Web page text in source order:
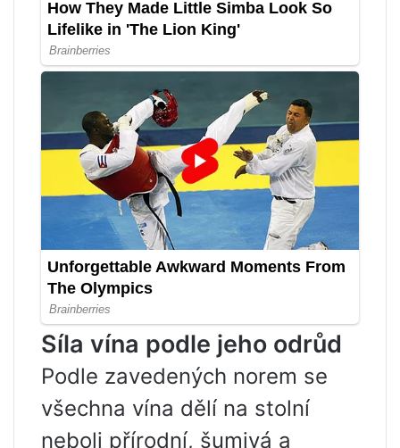
Síla vína podle jeho odrůd
Podle zavedených norem se
všechna vína dělí na stolní
neboli přírodní, šumivá a